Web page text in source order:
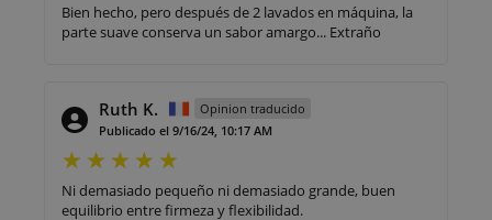
Bien hecho, pero después de 2 lavados en máquina, la
parte suave conserva un sabor amargo... Extraño
Ruth K.
Opinion traducido
Publicado el 9/16/24, 10:17 AM
Ni demasiado pequeño ni demasiado grande, buen
equilibrio entre firmeza y flexibilidad.